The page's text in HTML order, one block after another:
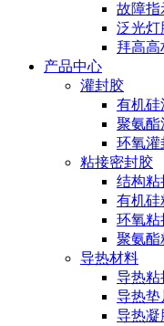
故障指
泛光灯
拜高高
产品中心
灌封胶
有机硅
聚氨酯
环氧灌
粘接密封胶
结构粘
有机硅
环氧粘
聚氨酯
导热材料
导热粘
导热垫
导热凝